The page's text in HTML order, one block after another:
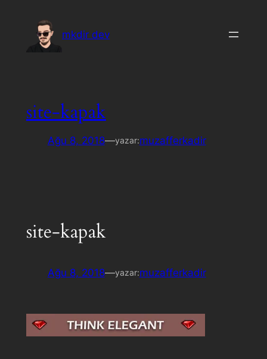
mkdir dev
site-kapak
Ağu 8, 2018—yazar:muzafferkadir
site-kapak
Ağu 8, 2018—yazar:muzafferkadir